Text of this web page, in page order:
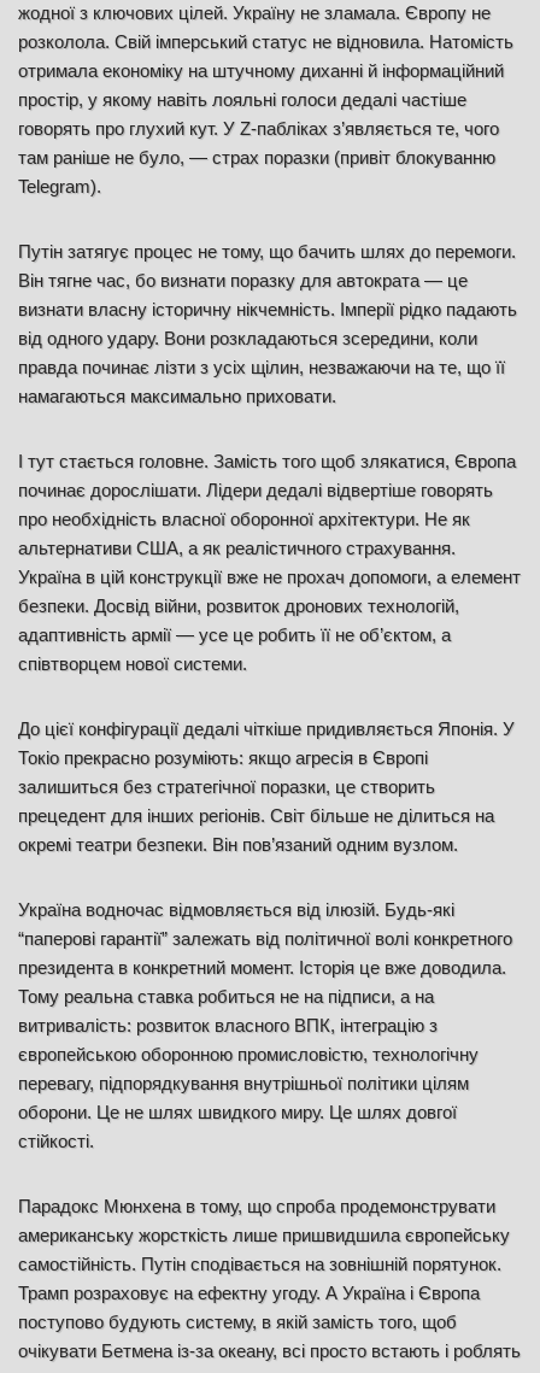
жодної з ключових цілей. Україну не зламала. Європу не
розколола. Свій імперський статус не відновила. Натомість
отримала економіку на штучному диханні й інформаційний
простір, у якому навіть лояльні голоси дедалі частіше
говорять про глухий кут. У Z-пабліках з’являється те, чого
там раніше не було, — страх поразки (привіт блокуванню
Telegram).
Путін затягує процес не тому, що бачить шлях до перемоги.
Він тягне час, бо визнати поразку для автократа — це
визнати власну історичну нікчемність. Імперії рідко падають
від одного удару. Вони розкладаються зсередини, коли
правда починає лізти з усіх щілин, незважаючи на те, що її
намагаються максимально приховати.
І тут стається головне. Замість того щоб злякатися, Європа
починає дорослішати. Лідери дедалі відвертіше говорять
про необхідність власної оборонної архітектури. Не як
альтернативи США, а як реалістичного страхування.
Україна в цій конструкції вже не прохач допомоги, а елемент
безпеки. Досвід війни, розвиток дронових технологій,
адаптивність армії — усе це робить її не об’єктом, а
співтворцем нової системи.
До цієї конфігурації дедалі чіткіше придивляється Японія. У
Токіо прекрасно розуміють: якщо агресія в Європі
залишиться без стратегічної поразки, це створить
прецедент для інших регіонів. Світ більше не ділиться на
окремі театри безпеки. Він пов’язаний одним вузлом.
Україна водночас відмовляється від ілюзій. Будь-які
“паперові гарантії” залежать від політичної волі конкретного
президента в конкретний момент. Історія це вже доводила.
Тому реальна ставка робиться не на підписи, а на
витривалість: розвиток власного ВПК, інтеграцію з
європейською оборонною промисловістю, технологічну
перевагу, підпорядкування внутрішньої політики цілям
оборони. Це не шлях швидкого миру. Це шлях довгої
стійкості.
Парадокс Мюнхена в тому, що спроба продемонструвати
американську жорсткість лише пришвидшила європейську
самостійність. Путін сподівається на зовнішній порятунок.
Трамп розраховує на ефектну угоду. А Україна і Європа
поступово будують систему, в якій замість того, щоб
очікувати Бетмена із-за океану, всі просто встають і роблять